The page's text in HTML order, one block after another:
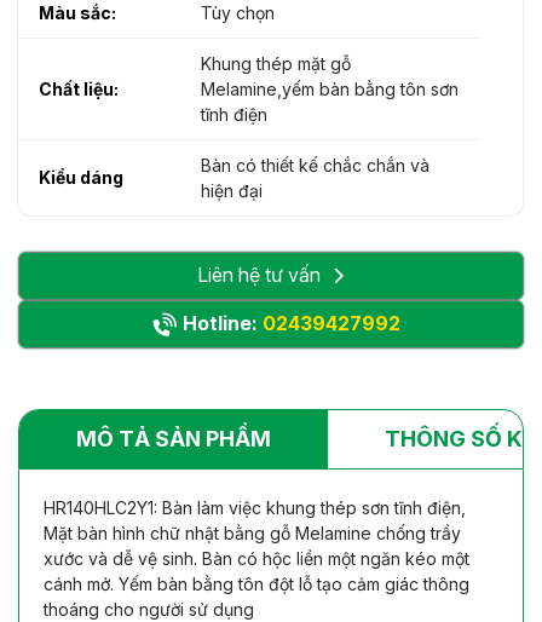
Màu sắc: Tùy chọn
Chất liệu:
Khung thép mặt gỗ
Melamine,yếm bàn bằng tôn sơn
tĩnh điện
Kiểu dáng
Bàn có thiết kế chắc chắn và
hiện đại
Liên hệ tư vấn
Hotline: 02439427992
MÔ TẢ SẢN PHẨM THÔNG SỐ
HR140HLC2Y1: Bàn làm việc khung thép sơn tĩnh điện,
Mặt bàn hình chữ nhật bằng gỗ Melamine chống trầy
xước và dễ vệ sinh. Bàn có hộc liền một ngăn kéo một
cánh mở. Yếm bàn bằng tôn đột lỗ tạo cảm giác thông
thoáng cho người sử dụng